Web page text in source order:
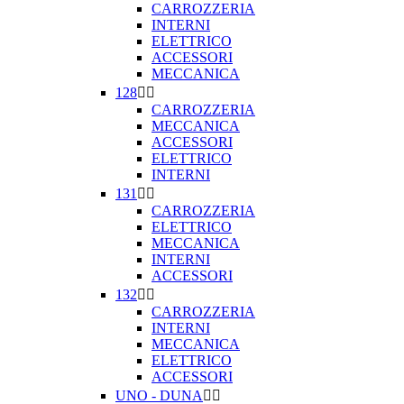
CARROZZERIA
INTERNI
ELETTRICO
ACCESSORI
MECCANICA
128 
CARROZZERIA
MECCANICA
ACCESSORI
ELETTRICO
INTERNI
131  
CARROZZERIA
ELETTRICO
MECCANICA
INTERNI
ACCESSORI
132 
CARROZZERIA
INTERNI
MECCANICA
ELETTRICO
ACCESSORI
UNO - DUNA  